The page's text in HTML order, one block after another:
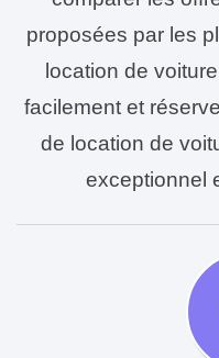
proposées par les
location de
facilement et
de location de
exceptionnel